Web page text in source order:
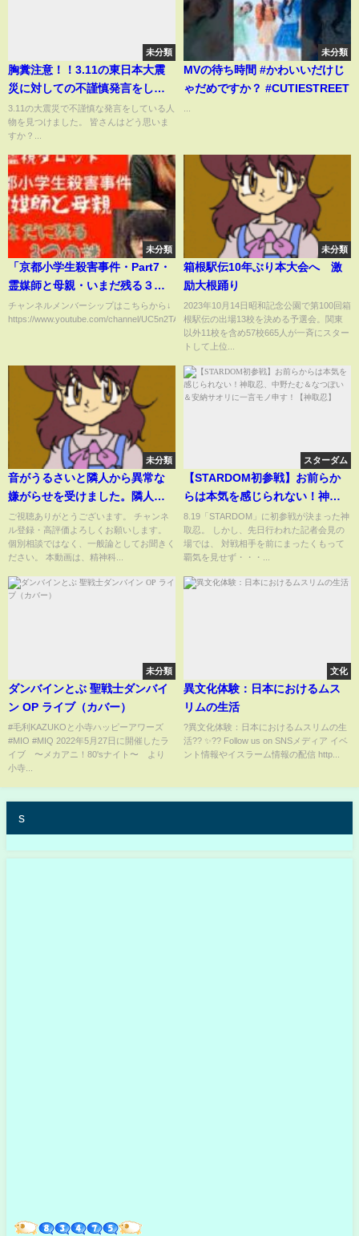
未分類
胸糞注意！！3.11の東日本大震
災に対しての不謹慎発言をして
いる配信者を‥
3.11の大震災で不謹慎な発言をしている人
物を見つけました。 皆さんはどう思いま
すか？...
未分類
MVの待ち時間 #かわいいだけじ
ゃだめですか？ #CUTIESTREET
未分類
「京都小学生殺害事件・Part7・
霊媒師と母親・いまだ残る３つ
の謎」
チャンネルメンバーシップはこちらから↓
https://www.youtube.com/channel/UC5n2TAaVr4Cu8xStX...
未分類
箱根駅伝10年ぶり本大会へ 激
励大根踊り
2023年10月14日昭和記念公園で第100回箱
根駅伝の出場13校を決める予選会。関東
以外11校を含め57校665人が一斉にスター
トして上位...
未分類
音がうるさいと隣人から異常な
嫌がらせを受けました。隣人は
精神疾患の可能性があるそうで
す。【精神科医益田】
ご視聴ありがとうございます。 チャンネ
ル登録・高評価よろしくお願いします。
個別相談ではなく、一般論としてお聞きく
ださい。 本動画は、精神科...
スターダム
【STARDOM初参戦】お前らか
らは本気を感じられない！神取
忍、中野たむ＆なつぽい＆安納
サオリに一言モノ申す！【神取
忍】
8.19「STARDOM」に初参戦が決まった神
取忍。 しかし、先日行われた記者会見の
場では、 対戦相手を前にまったくもって
覇気を見せず・・・...
未分類
ダンバインとぶ 聖戦士ダンバイ
ン OP ライブ（カバー）
#毛利KAZUKOと小寺ハッピーアワーズ
#MIO #MIQ 2022年5月27日に開催したラ
イブ 〜メカアニ！80'sナイト〜 より
小寺...
文化
異文化体験：日本におけるムス
リムの生活
?異文化体験：日本におけるムスリムの生
活?? ✨?? Follow us on SNSメディア イベ
ント情報やイスラーム情報の配信 http...
s